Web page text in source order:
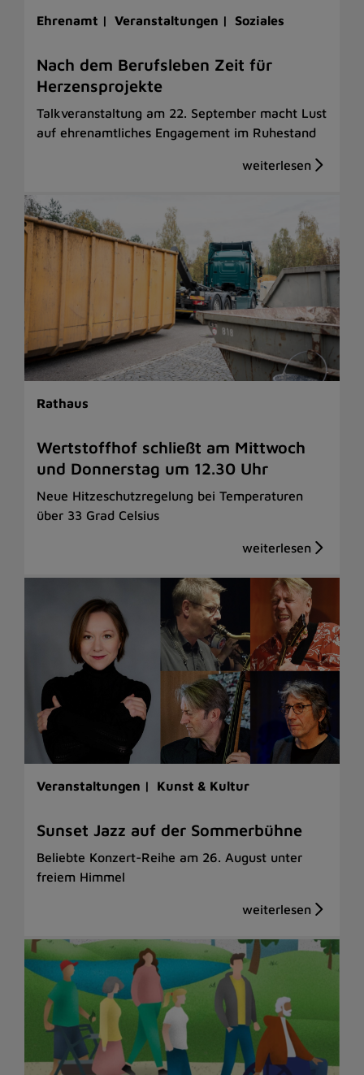
Ehrenamt | Veranstaltungen | Soziales
Nach dem Berufsleben Zeit für
Herzensprojekte
Talkveranstaltung am 22. September macht Lust
auf ehrenamtliches Engagement im Ruhestand
Rathaus
Wertstoffhof schließt am Mittwoch
und Donnerstag um 12.30 Uhr
Neue Hitzeschutzregelung bei Temperaturen
über 33 Grad Celsius
Veranstaltungen | Kunst & Kultur
Sunset Jazz auf der Sommerbühne
Beliebte Konzert-Reihe am 26. August unter
freiem Himmel